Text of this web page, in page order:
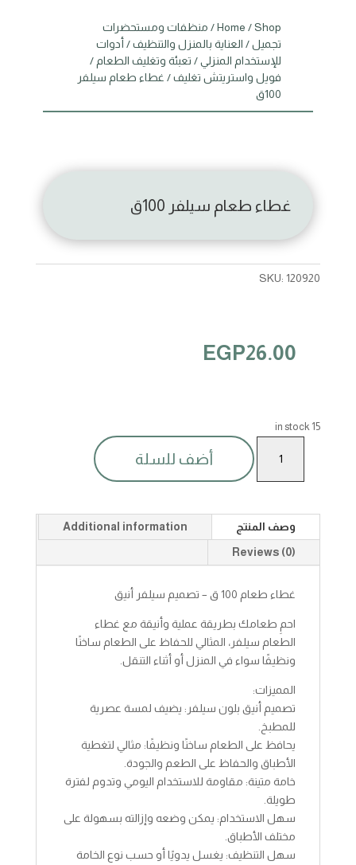
Home /Shop
/ منظفات ومستحضرات
تجميل/ العناية بالمنزل والتنظيف/ أدوات
للإستخدام المنزلي/ تعبئة وتغليف الطعام /
فويل واستريتش تغليف/ غطاء طعام سيلفر
100ق
غطاء طعام سيلفر 100ق
SKU:120920
EGP26.00
15 in stock
طعام
أضف للسلة
وصف المنتج
Additional information
Reviews (0)
غطاء طعام 100 ق – تصميم سيلفر أنيق
احمِ طعامك بطريقة عملية وأنيقة مع غطاء
الطعام سيلفر، المثالي للحفاظ على الطعام ساخنًا
ونظيفًا سواء في المنزل أو أثناء التنقل.
المميزات:
تصميم أنيق بلون سيلفر: يضيف لمسة عصرية
للمطبخ.
يحافظ على الطعام ساخنًا ونظيفًا: مثالي لتغطية
الأطباق والحفاظ على الطعم والجودة.
خامة متينة: مقاومة للاستخدام اليومي وتدوم لفترة
طويلة.
سهل الاستخدام: يمكن وضعه وإزالته بسهولة على
مختلف الأطباق.
سهل التنظيف: يغسل يدويًا أو حسب نوع الخامة